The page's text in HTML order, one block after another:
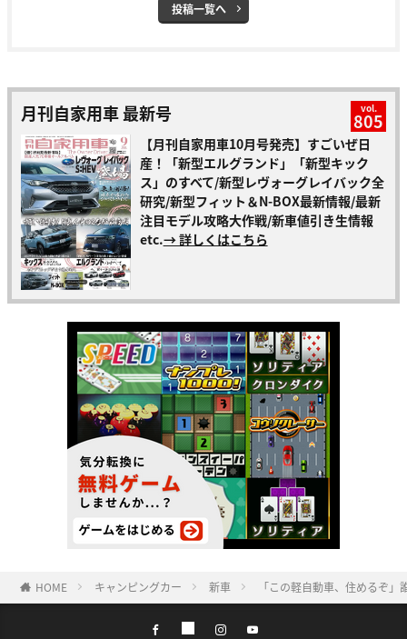
投稿一覧へ
月刊自家用車 最新号 vol.
805
【月刊自家用車10月号発売】すごいぜ日
産！「新型エルグランド」「新型キック
ス」のすべて/新型レヴォーグレイバック全
研究/新型フィット＆N-BOX最新情報/最新
注目モデル攻略大作戦/新車値引き生情報
etc.→ 詳しくはこちら
HOME キャンピングカー 新車 「この軽自動車、住めるぞ